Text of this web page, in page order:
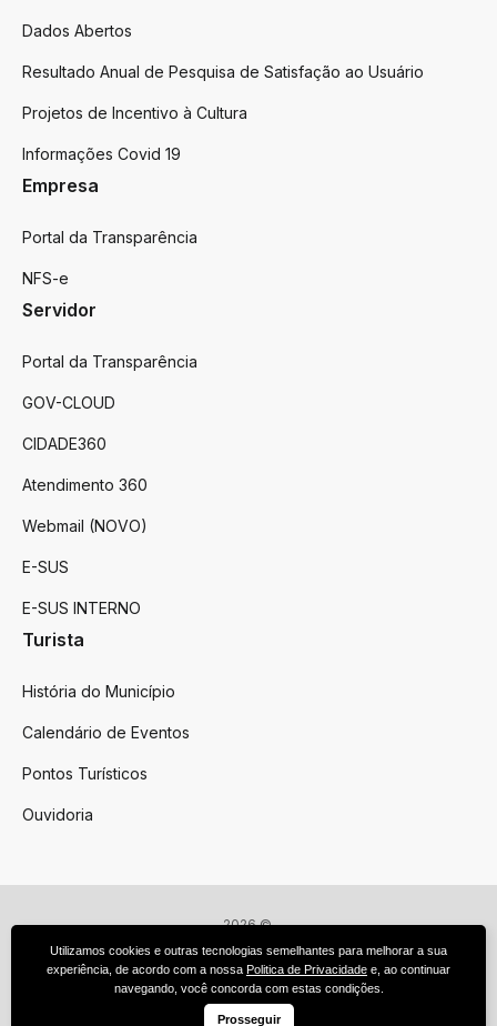
Dados Abertos
Resultado Anual de Pesquisa de Satisfação ao Usuário
Projetos de Incentivo à Cultura
Informações Covid 19
Empresa
Portal da Transparência
NFS-e
Servidor
Portal da Transparência
GOV-CLOUD
CIDADE360
Atendimento 360
Webmail (NOVO)
E-SUS
E-SUS INTERNO
Turista
História do Município
Calendário de Eventos
Pontos Turísticos
Ouvidoria
2026 ©
Todos os direitos reservados.
Feito por upside.rs
Utilizamos cookies e outras tecnologias semelhantes para melhorar a sua
experiência, de acordo com a nossa Politica de Privacidade e, ao continuar
navegando, você concorda com estas condições.
Prosseguir